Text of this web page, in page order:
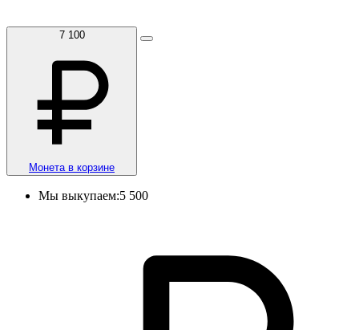
7 100
Монета в корзине
Мы выкупаем:5 500